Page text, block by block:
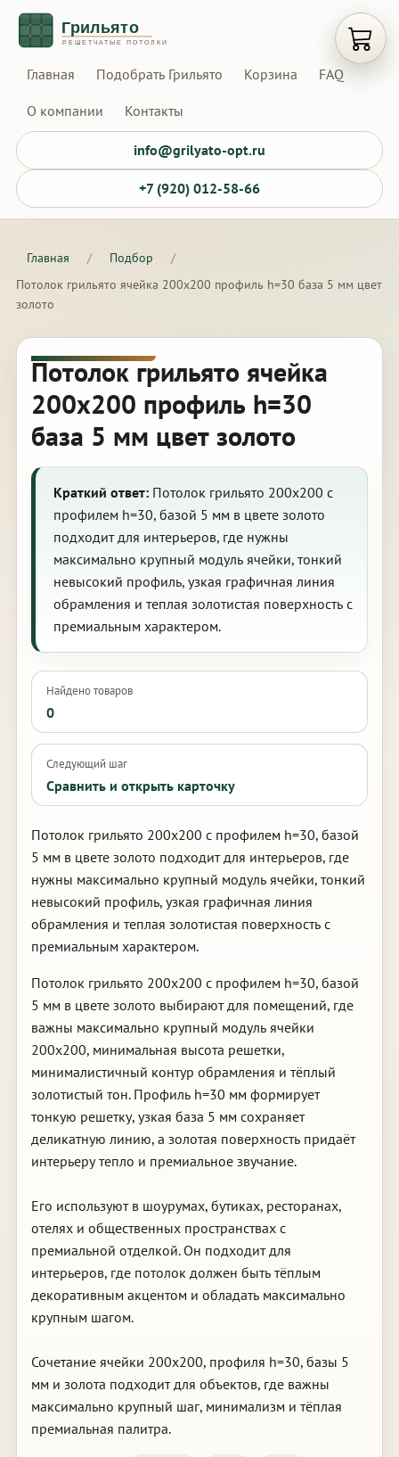
Главная Подобрать Грильято Корзина FAQ
О компании Контакты
info@grilyato-opt.ru
+7 (920) 012-58-66
Главная / Подбор
/
Потолок грильято ячейка 200х200 профиль h=30 база 5 мм цвет
золото
Потолок грильято ячейка
200х200 профиль h=30
база 5 мм цвет золото
Краткий ответ:Потолок грильято 200х200 с
профилем h=30, базой 5 мм в цвете золото
подходит для интерьеров, где нужны
максимально крупный модуль ячейки, тонкий
невысокий профиль, узкая графичная линия
обрамления и теплая золотистая поверхность с
премиальным характером.
Найдено товаров
0
Следующий шаг
Сравнить и открыть карточку
Потолок грильято 200х200 с профилем h=30, базой
5 мм в цвете золото подходит для интерьеров, где
нужны максимально крупный модуль ячейки, тонкий
невысокий профиль, узкая графичная линия
обрамления и теплая золотистая поверхность с
премиальным характером.
Потолок грильято 200х200 с профилем h=30, базой
5 мм в цвете золото выбирают для помещений, где
важны максимально крупный модуль ячейки
200х200, минимальная высота решетки,
минималистичный контур обрамления и тёплый
золотистый тон. Профиль h=30 мм формирует
тонкую решетку, узкая база 5 мм сохраняет
деликатную линию, а золотая поверхность придаёт
интерьеру тепло и премиальное звучание.
Его используют в шоурумах, бутиках, ресторанах,
отелях и общественных пространствах с
премиальной отделкой. Он подходит для
интерьеров, где потолок должен быть тёплым
декоративным акцентом и обладать максимально
крупным шагом.
Сочетание ячейки 200х200, профиля h=30, базы 5
мм и золота подходит для объектов, где важны
максимально крупный шаг, минимализм и тёплая
премиальная палитра.